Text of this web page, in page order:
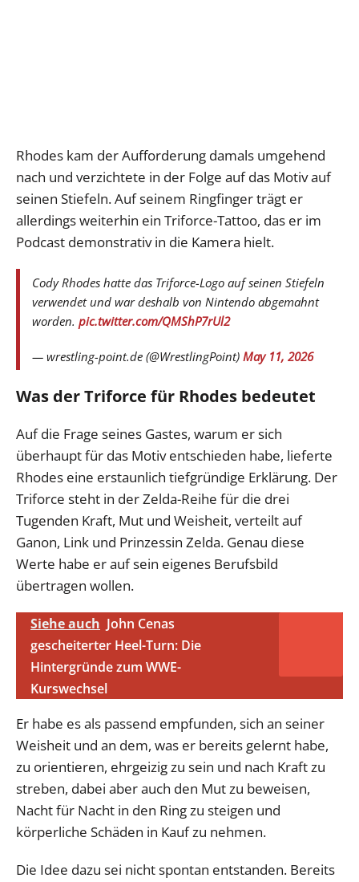
Rhodes kam der Aufforderung damals umgehend
nach und verzichtete in der Folge auf das Motiv auf
seinen Stiefeln. Auf seinem Ringfinger trägt er
allerdings weiterhin ein Triforce-Tattoo, das er im
Podcast demonstrativ in die Kamera hielt.
Cody Rhodes hatte das Triforce-Logo auf seinen Stiefeln
verwendet und war deshalb von Nintendo abgemahnt
worden. pic.twitter.com/QMShP7rUl2
— wrestling-point.de (@WrestlingPoint) May 11, 2026
Was der Triforce für Rhodes bedeutet
Auf die Frage seines Gastes, warum er sich
überhaupt für das Motiv entschieden habe, lieferte
Rhodes eine erstaunlich tiefgründige Erklärung. Der
Triforce steht in der Zelda-Reihe für die drei
Tugenden Kraft, Mut und Weisheit, verteilt auf
Ganon, Link und Prinzessin Zelda. Genau diese
Werte habe er auf sein eigenes Berufsbild
übertragen wollen.
Siehe auch John Cenas
gescheiterter Heel-Turn: Die
Hintergründe zum WWE-
Kurswechsel
Er habe es als passend empfunden, sich an seiner
Weisheit und an dem, was er bereits gelernt habe,
zu orientieren, ehrgeizig zu sein und nach Kraft zu
streben, dabei aber auch den Mut zu beweisen,
Nacht für Nacht in den Ring zu steigen und
körperliche Schäden in Kauf zu nehmen.
Die Idee dazu sei nicht spontan entstanden. Bereits